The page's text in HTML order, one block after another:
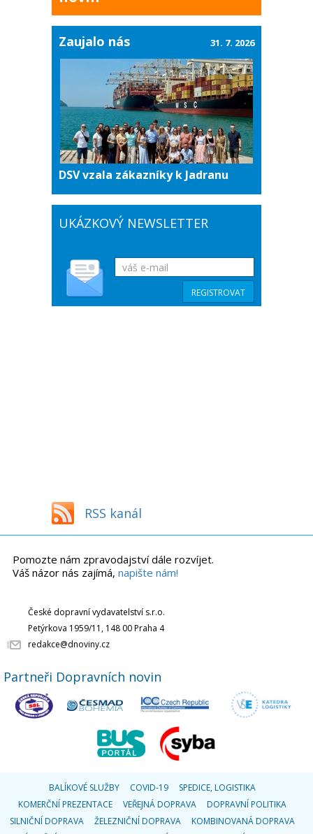
Zaujalo nás
DSV vzala zákazníky k Jadranu
31. 7. 2026
UKÁZKOVÝ NEWSLETTER
RSS kanál
Pomozte nám zpravodajství dále rozvíjet.
Váš názor nás zajímá, napište nám!
České dopravní vydavatelství s.r.o.
Petýrkova 1959/11, 148 00 Praha 4
redakce@dnoviny.cz
Partneři Dopravních novin
BALÍKOVÉ SLUŽBY COVID-19
SPEDICE, LOGISTIKA
KOMERČNÍ PREZENTACE
VEŘEJNÁ DOPRAVA
DOPRAVNÍ POLITIKA
SILNIČNÍ DOPRAVA
ŽELEZNIČNÍ DOPRAVA
KOMBINOVANÁ DOPRAVA